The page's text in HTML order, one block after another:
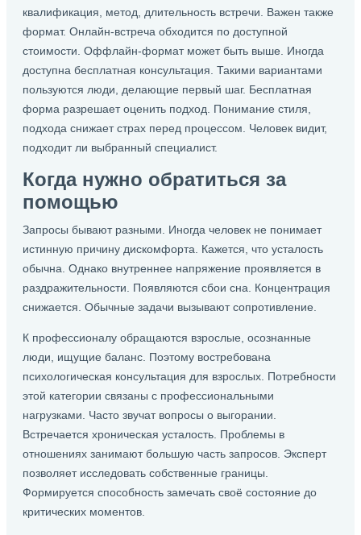
квалификация, метод, длительность встречи. Важен также
формат. Онлайн-встреча обходится по доступной
стоимости. Оффлайн-формат может быть выше. Иногда
доступна бесплатная консультация. Такими вариантами
пользуются люди, делающие первый шаг. Бесплатная
форма разрешает оценить подход. Понимание стиля,
подхода снижает страх перед процессом. Человек видит,
подходит ли выбранный специалист.
Когда нужно обратиться за
помощью
Запросы бывают разными. Иногда человек не понимает
истинную причину дискомфорта. Кажется, что усталость
обычна. Однако внутреннее напряжение проявляется в
раздражительности. Появляются сбои сна. Концентрация
снижается. Обычные задачи вызывают сопротивление.
К профессионалу обращаются взрослые, осознанные
люди, ищущие баланс. Поэтому востребована
психологическая консультация для взрослых. Потребности
этой категории связаны с профессиональными
нагрузками. Часто звучат вопросы о выгорании.
Встречается хроническая усталость. Проблемы в
отношениях занимают большую часть запросов. Эксперт
позволяет исследовать собственные границы.
Формируется способность замечать своё состояние до
критических моментов.